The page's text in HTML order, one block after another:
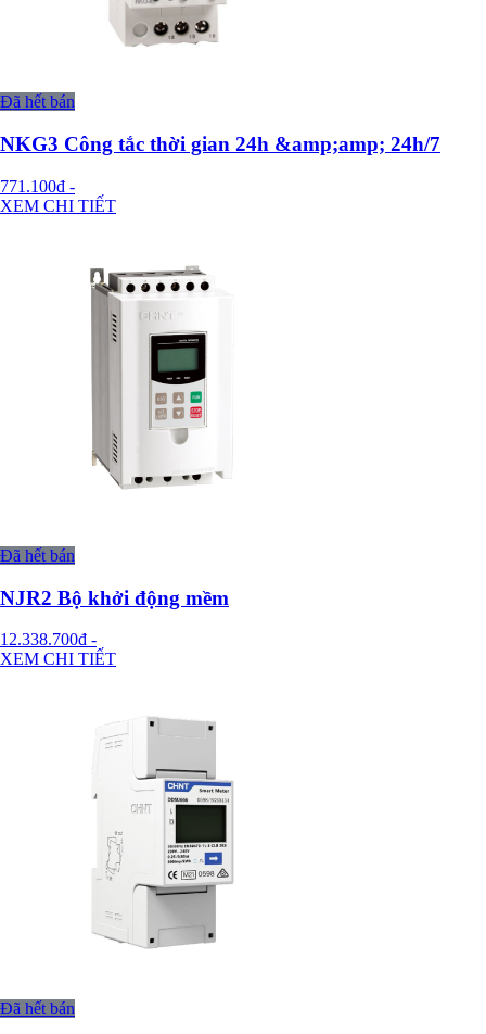
Đã hết bán
NKG3 Công tắc thời gian 24h &amp;amp; 24h/7
771.100đ -
XEM CHI TIẾT
Đã hết bán
NJR2 Bộ khởi động mềm
12.338.700đ -
XEM CHI TIẾT
Đã hết bán